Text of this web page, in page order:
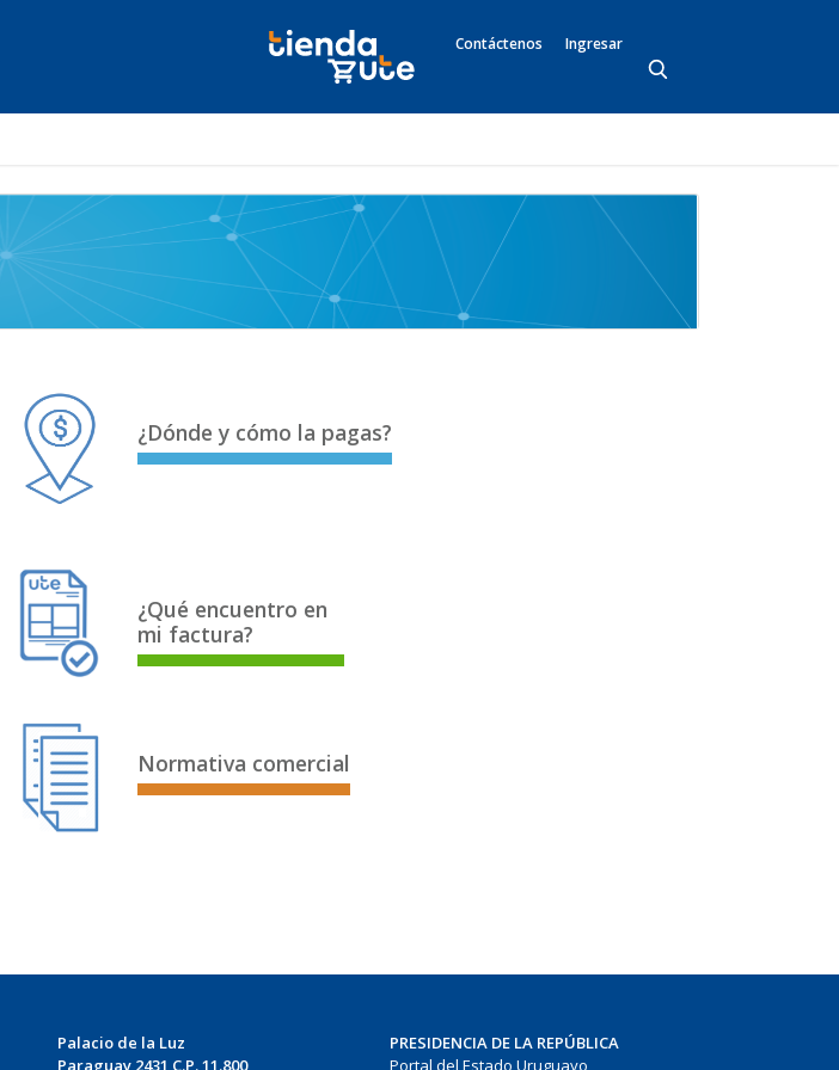
Contáctenos Ingresar
¿Dónde y cómo la pagas?
¿Qué encuentro en
mi factura?
Normativa comercial
Palacio de la Luz
Paraguay 2431 C.P. 11.800
PRESIDENCIA DE LA REPÚBLICA
Portal del Estado Uruguayo